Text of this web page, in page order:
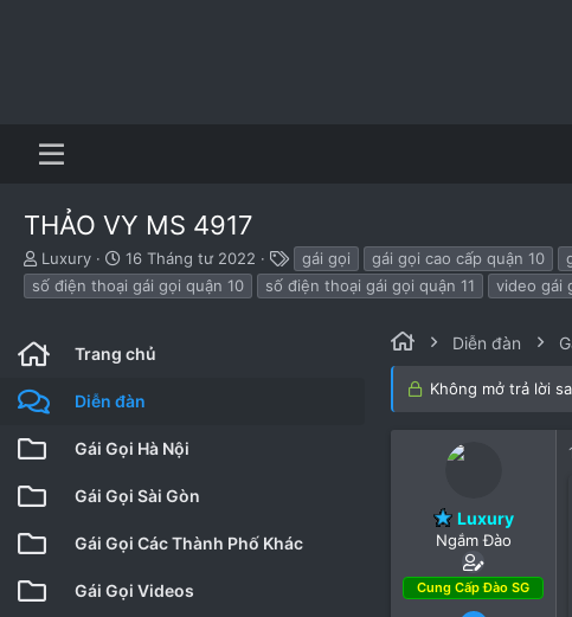
THẢO VY MS 4917
B
ắ
t
ầ
u
Luxury
N
g
à
ắ
đ
u
16 Tháng tư 2022
h
ẻ
gái gọi gái gọi cao cấp quận 10
số điện thoại gái gọi quận 10
số điện thoại gái gọi quận 11 video gái
Trang chủ
Diễn đàn
Gái Gọi Hà Nội
Gái Gọi Sài Gòn
Gái Gọi Các Thành Phố Khác
Gái Gọi Videos
Diễn đàn
Không mở trả lời
Luxury
Ngắm Đào
Cung Cấp Đào SG